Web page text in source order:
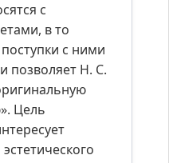
с
в то
с ними
позволяет Н. С.
Цель